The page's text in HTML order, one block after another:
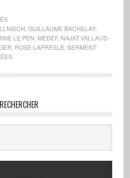
GUILLAUME BACHELAY,
LE PEN MEDEF, NAJAT VALLAUD-
ROSE LAPRESLE SERMENT
RECHERCHER